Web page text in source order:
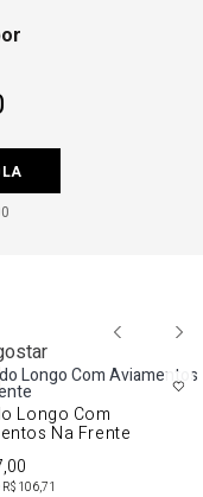
Longo Com
Na Frente
R$ 106,71